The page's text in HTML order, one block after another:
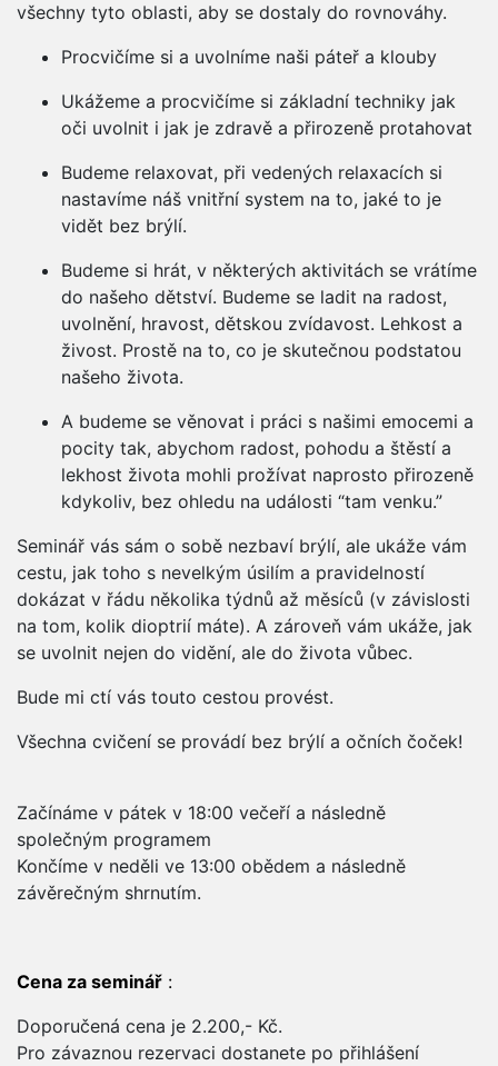
všechny tyto oblasti, aby se dostaly do rovnováhy.
Procvičíme si a uvolníme naši páteř a klouby
Ukážeme a procvičíme si základní techniky jak
oči uvolnit i jak je zdravě a přirozeně protahovat
Budeme relaxovat, při vedených relaxacích si
nastavíme náš vnitřní system na to, jaké to je
vidět bez brýlí.
Budeme si hrát, v některých aktivitách se vrátíme
do našeho dětství. Budeme se ladit na radost,
uvolnění, hravost, dětskou zvídavost. Lehkost a
živost. Prostě na to, co je skutečnou podstatou
našeho života.
A budeme se věnovat i práci s našimi emocemi a
pocity tak, abychom radost, pohodu a štěstí a
lekhost života mohli prožívat naprosto přirozeně
kdykoliv, bez ohledu na události “tam venku.”
Seminář vás sám o sobě nezbaví brýlí, ale ukáže vám
cestu, jak toho s nevelkým úsilím a pravidelností
dokázat v řádu několika týdnů až měsíců (v závislosti
na tom, kolik dioptrií máte). A zároveň vám ukáže, jak
se uvolnit nejen do vidění, ale do života vůbec.
Bude mi ctí vás touto cestou provést.
Všechna cvičení se provádí bez brýlí a očních čoček!
Začínáme v pátek v 18:00 večeří a následně
společným programem
Končíme v neděli ve 13:00 obědem a následně
závěrečným shrnutím.
Cena za seminář :
Doporučená cena je 2.200,- Kč.
Pro závaznou rezervaci dostanete po přihlášení